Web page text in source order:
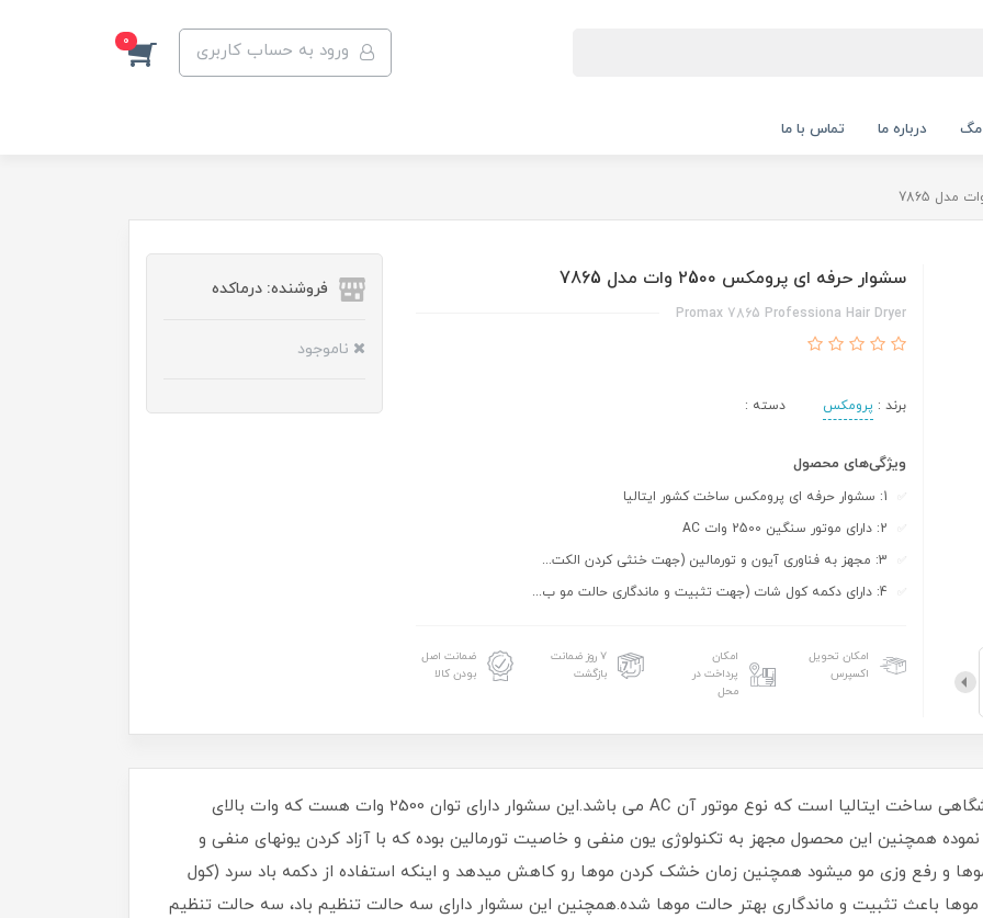
ورود به حساب کاربری 0
مگ درباره ما تماس با ما
سشوار حرفه ای پرومکس ۲5۰۰ وات مدل 7865
Promax 7865 Professiona Hair Dryer
برند : پرومکس دسته :
ویژگی‌های محصول
امکان تحویل
اکسپرس
امکان
پرداخت در
محل
۷ روز ضمانت
بازگشت
ضمانت اصل
بودن کالا
فروشنده: درماکده
ناموجود
سشوار 7865 پرومکس یک سشوار پر قدرت آرایشگاهی ساخت ایتالیا است که نوع موتور آن AC می باشد.این سشوار دارای توان 2500 وات هست که وات بالای
همچنین این محصول مجهز به تکنولوژی یون منفی و خاصیت تورمالین بوده که با آزاد کردن یونهای منفی و
و رفع وزی مو میشود همچنین زمان خشک کردن موها رو کاهش میدهد و اینکه استفاده از دکمه باد سرد (کول
از براشینگ موها باعث تثبیت و ماندگاری بهتر حالت موها شده.همچنین این سشوار دارای سه حالت تنظیم باد، سه حالت تنظیم